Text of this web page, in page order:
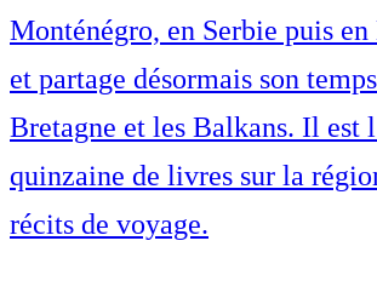
Monténégro, en Serbie puis
et partage désormais son
Bretagne et les Balkans. Il est
quinzaine de livres sur la
récits de voyage.